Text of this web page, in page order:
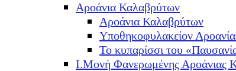
Αροάνια Καλαβρύτων
Αροάνια Καλαβρύτων
Υποθηκοφυλακείον
Το κυπαρίσσι του
Ι.Μονή Φανερωμένης Αροάνιας